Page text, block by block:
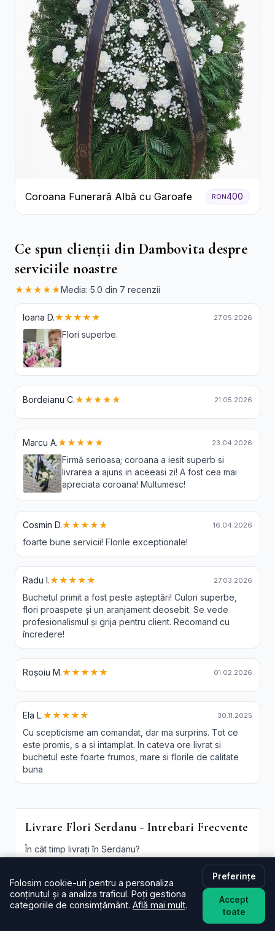
Coroana Funerară Albă cu Garoafe RON400
Ce spun clienții din Dambovita despre
serviciile noastre
★★★★★Media: 5.0 din 7 recenzii
Ioana D.★★★★★ 27.05.2026
Flori superbe.
Bordeianu C.★★★★★ 21.05.2026
Marcu A.★★★★★ 23.04.2026
Firmă serioasa; coroana a iesit superb si
livrarea a ajuns in aceeasi zi! A fost cea mai
apreciata coroana! Multumesc!
Cosmin D.★★★★★ 16.04.2026
foarte bune servicii! Florile exceptionale!
Radu I.★★★★★ 27.03.2026
Buchetul primit a fost peste așteptări! Culori superbe,
flori proaspete și un aranjament deosebit. Se vede
profesionalismul și grija pentru client. Recomand cu
încredere!
Roșoiu M.★★★★★ 01.02.2026
Ela L.★★★★★ 30.11.2025
Cu scepticisme am comandat, dar ma surprins. Tot ce
este promis, s a si intamplat. In cateva ore livrat si
buchetul este foarte frumos, mare si florile de calitate
buna
Livrare Flori Serdanu - Intrebari Frecvente
În cât timp livrați în Serdanu?
plasate în intervalul programului. La checkout poți
alege intervalul preferat; oferim șilivrare flori
Serdanu in aceeasi ziîn funcție de disponibilitate.
Este livrarea de flori la domiciliu în Serdanu disponibilă
Folosim cookie-uri pentru a personaliza
conținutul și a analiza traficul. Poți gestiona
categoriile de consimțământ. Află mai mult.
Preferințe
Accept
toate